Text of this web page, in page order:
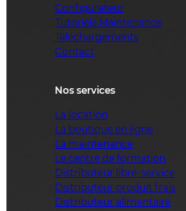
Configurateur
Tutoriels Maintenance
Téléchargements
Contact
Nos services
La location
La boutique en ligne
La maintenance
Le centre de formation
Distributeur libre-service
Distributeur produit frais
Distributeur alimentaire